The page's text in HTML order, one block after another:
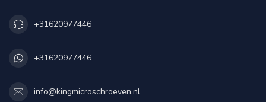
+31620977446
+31620977446
info@kingmicroschroeven.nl